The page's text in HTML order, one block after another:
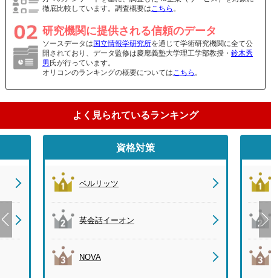
徹底比較しています。調査概要はこちら 。
研究機関に提供される信頼のデータ
ソースデータは 国立情報学研究所を通じて学術研究機関に全て公
開されており、データ監修は慶應義塾大学理工学部教授・ 鈴木秀
男 氏が行っています。
オリコンのランキングの概要についてはこちら 。
よく見られているランキング
資格対策
ベルリッツ
英会話イーオン
NOVA